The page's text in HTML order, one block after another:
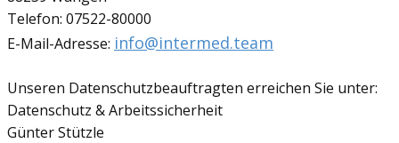
Telefon: 07522-80000
E-Mail-Adresse: info@intermed.team
Unseren Datenschutzbeauftragten erreichen Sie unter:
Datenschutz & Arbeitssicherheit
Günter Stützle